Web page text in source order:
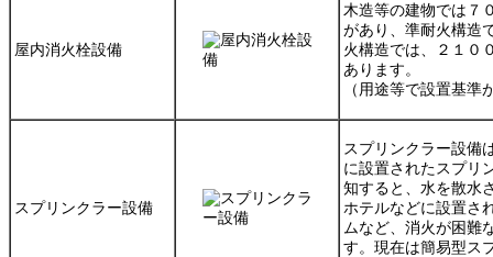
屋内消火栓設備
木造等の建物では ７
があり、準耐火構造
火構造では、
２１０
あります。
（用途等で設置基準
スプリンクラー設備
スプリンクラー設備
に設置されたスプリ
知すると、水を散水
ホテルなどに設置さ
ムなど、消火が困難
す。現在は簡易型ス